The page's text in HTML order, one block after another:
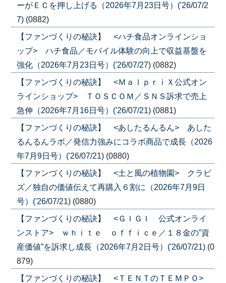
ーがＥＣを押し上げる（2026年7月23日号）('26/07/2
7) (0882)
【ファンづくりの秘訣】 <ハチ食品オンラインショ
ップ> ハチ食品／モバイル体験の向上で収益基盤を
強化（2026年7月23日号）('26/07/27) (0882)
【ファンづくりの秘訣】 <ＭａｌｐｒｉＸ公式オン
ラインショップ> ＴＯＳＣＯＭ／ＳＮＳ訴求で売上
急伸（2026年7月16日号）('26/07/21) (0881)
【ファンづくりの秘訣】 <あしたるんるん> あした
るんるんラボ／発信力強みにコラボ商品で成長（2026
年7月9日号）('26/07/21) (0880)
【ファンづくりの秘訣】 <土と風の植物園> クラビ
ズ／独自の価値伝えて再購入６割に（2026年7月9日
号）('26/07/21) (0880)
【ファンづくりの秘訣】 <ＧＩＧＩ 公式オンライ
ンストア> ｗｈｉｔｅ ｏｆｆｉｃｅ／１８金の”資
産価値”を訴求し成長（2026年7月2日号）('26/07/21) (0
879)
【ファンづくりの秘訣】 <ＴＥＮＴのＴＥＭＰＯ>